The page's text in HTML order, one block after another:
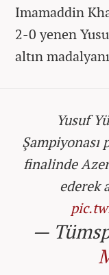
Imamaddin
2-0 yenen
altın
Yusuf
Şampiyonası
finalinde
ederek
—